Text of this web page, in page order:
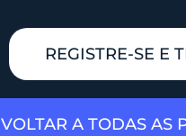
REGISTRE-SE E
VOLTAR A TODAS AS